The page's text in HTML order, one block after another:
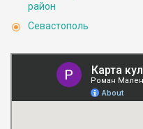
район
Севастополь